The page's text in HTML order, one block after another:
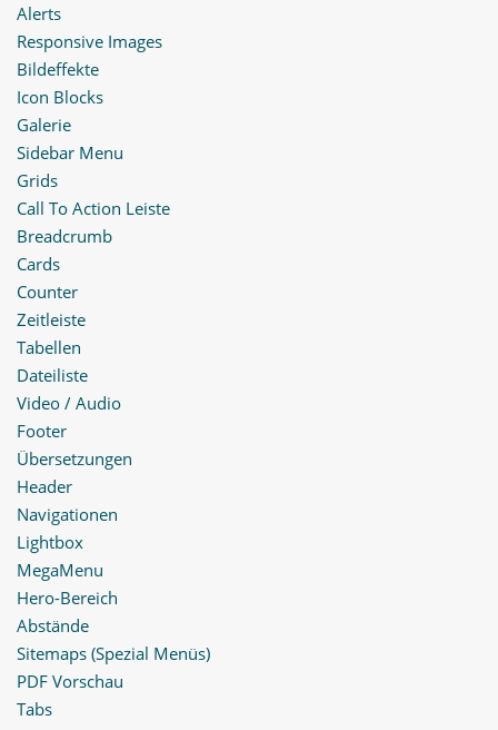
Alerts
Responsive Images
Bildeffekte
Icon Blocks
Galerie
Sidebar Menu
Grids
Call To Action Leiste
Breadcrumb
Cards
Counter
Zeitleiste
Tabellen
Dateiliste
Video / Audio
Footer
Übersetzungen
Header
Navigationen
Lightbox
MegaMenu
Hero-Bereich
Abstände
Sitemaps (Spezial Menüs)
PDF Vorschau
Tabs